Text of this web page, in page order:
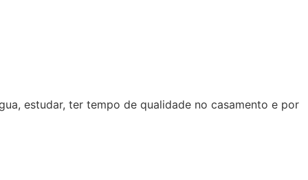
estudar, ter tempo de qualidade no casamento e por